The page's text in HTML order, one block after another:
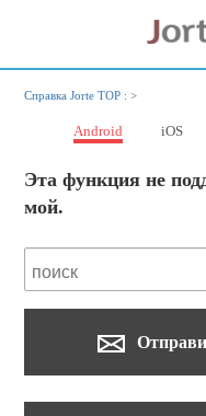
Справка Jorte TOP :>
Android iOS
Эта функция не
мой.